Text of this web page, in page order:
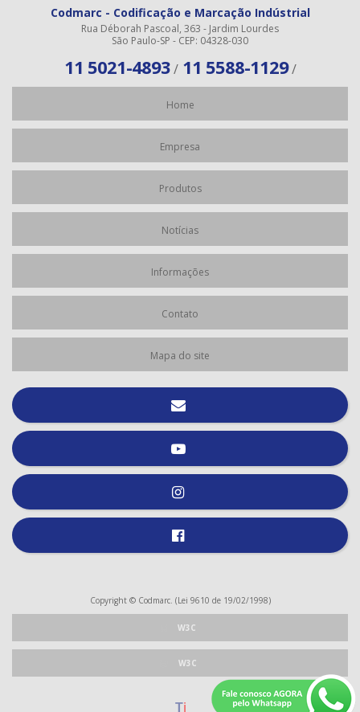
Codmarc - Codificação e Marcação Indústrial
Rua Déborah Pascoal, 363 - Jardim Lourdes
São Paulo-SP - CEP: 04328-030
11 5021-4893/11 5588-1129/
Home
Empresa
Produtos
Notícias
Informações
Contato
Mapa do site
Copyright © Codmarc. (Lei 9610 de 19/02/1998)
W3C
W3C
Ti webdesign